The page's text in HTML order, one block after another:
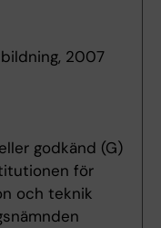
2007
godkänd (G)
för
och teknik